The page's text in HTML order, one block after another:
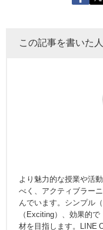
この記事を書いた人
より魅力的な授業や活
べく、アクティブラー
んでいます。シンプル
（Exciting）、効果的
材を目指します。LINE